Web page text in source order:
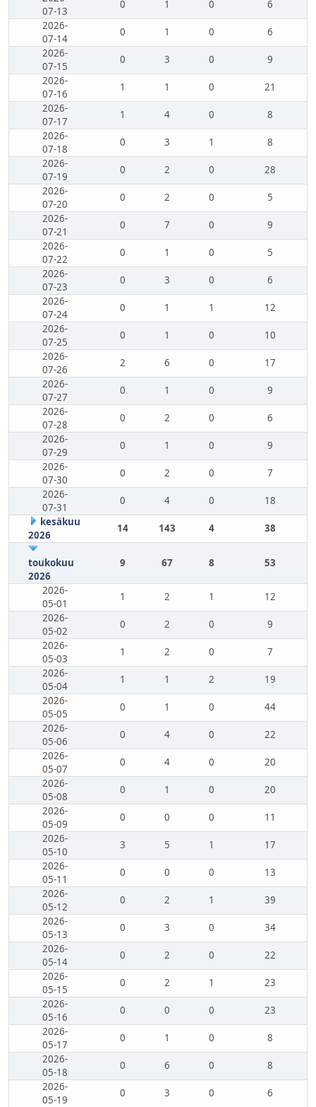
07-13
0 1 0
6
2026-
07-14
0 1 0
6
2026-
07-15
0 3 0
9
2026-
07-16
1 1 0
21
2026-
07-17
1 4 0
8
2026-
07-18
0 3 1
8
2026-
07-19
0 2 0
28
2026-
07-20
0 2 0
5
2026-
07-21
0 7 0
9
2026-
07-22
0 1 0
5
2026-
07-23
0 3 0
6
2026-
07-24
0 1 1
12
2026-
07-25
0 1 0
10
2026-
07-26
2 6 0
17
2026-
07-27
0 1 0
9
2026-
07-28
0 2 0
6
2026-
07-29
0 1 0
9
2026-
07-30
0 2 0
7
2026-
07-31
0 4 0
18
kesäkuu
2026
14 143 4 38
toukokuu
2026
9 67 8 53
2026-
05-01
1 2 1
12
2026-
05-02
0 2 0
9
2026-
05-03
1 2 0
7
2026-
05-04
1 1 2
19
2026-
05-05
0 1 0
44
2026-
05-06
0 4 0
22
2026-
05-07
0 4 0
20
2026-
05-08
0 1 0
20
2026-
05-09
0 0 0
11
2026-
05-10
3 5 1
17
2026-
05-11
0 0 0
13
2026-
05-12
0 2 1
39
2026-
05-13
0 3 0
34
2026-
05-14
0 2 0
22
2026-
05-15
0 2 1
23
2026-
05-16
0 0 0
23
2026-
05-17
0 1 0
8
2026-
05-18
0 6 0
8
2026-
05-19
0 3 0
6